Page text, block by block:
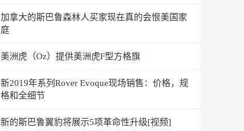
加拿大的斯巴鲁森林人买家现在真的会恨美国家
庭
美洲虎（Oz）提供美洲虎F型方格旗
新2019年系列Rover Evoque现场销售：价格，规
格和全细节
新的斯巴鲁翼豹将展示5项革命性升级[视频]